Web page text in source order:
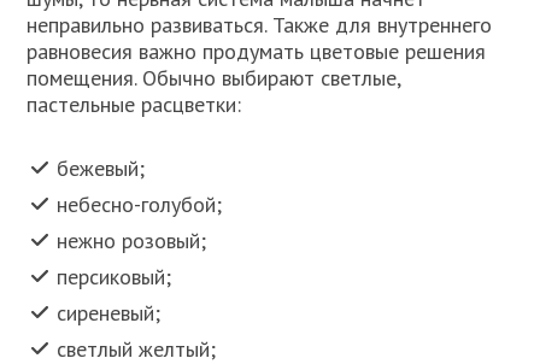
неправильно развиваться. Также для внутреннего
равновесия важно продумать цветовые решения
помещения. Обычно выбирают светлые,
пастельные расцветки:
бежевый;
небесно-голубой;
нежно розовый;
персиковый;
сиреневый;
светлый желтый;